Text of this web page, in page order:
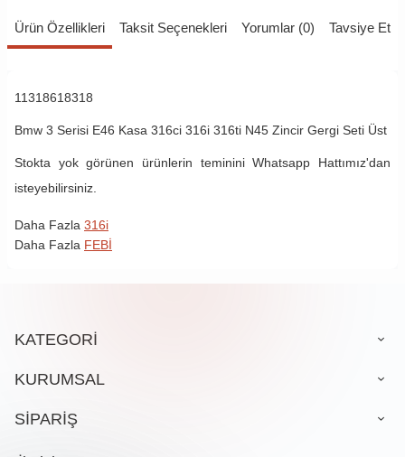
Ürün Özellikleri Taksit Seçenekleri Yorumlar (0) Tavsiye Et
11318618318
Bmw 3 Serisi E46 Kasa 316ci 316i 316ti N45 Zincir Gergi Seti Üst
Stokta yok görünen ürünlerin teminini Whatsapp Hattımız'dan
isteyebilirsiniz.
Daha Fazla 316i
Daha Fazla FEBİ
KATEGORİ
KURUMSAL
SİPARİŞ